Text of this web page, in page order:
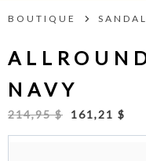
BOUTIQUE
NAVY
214,95 $ 161,21 $